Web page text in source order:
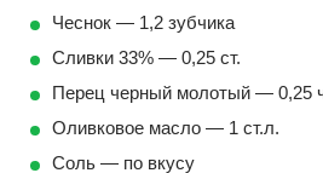
Чеснок — 1,2 зубчика
Сливки 33% — 0,25 ст.
Перец черный молотый — 0,25
Оливковое масло — 1 ст.л.
Соль — по вкусу